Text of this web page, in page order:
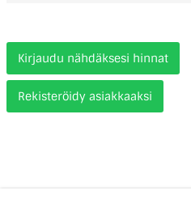
Kirjaudu nähdäksesi hinnat
Rekisteröidy asiakkaaksi